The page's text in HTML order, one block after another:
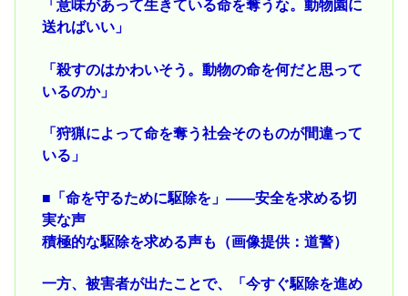
「意味があって生きている命を奪うな。動物園に
送ればいい」
「殺すのはかわいそう。動物の命を何だと思って
いるのか」
「狩猟によって命を奪う社会そのものが間違って
いる」
■「命を守るために駆除を」――安全を求める切
実な声
積極的な駆除を求める声も（画像提供：道警）
一方、被害者が出たことで、「今すぐ駆除を進め